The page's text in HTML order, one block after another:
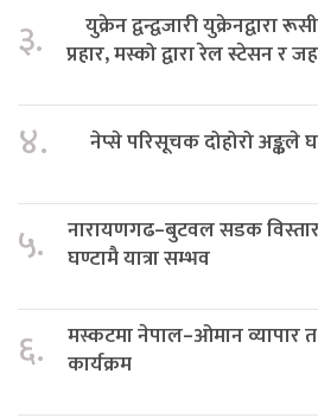
३.
युक्रेन द्वन्द्वजारी युक्रेनद्वारा
प्रहार, मस्को द्वारा रेल स्टेसन र
४. नेप्से परिसूचक दोहोरो अङ्कले
५.
नारायणगढ–बुटवल सडक
घण्टामै यात्रा सम्भव
६.
मस्कटमा नेपाल–ओमान व्यापार
कार्यक्रम